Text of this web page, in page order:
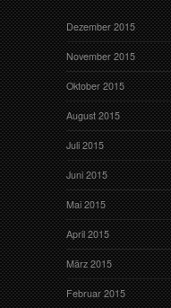
Dezember 2015
November 2015
Oktober 2015
August 2015
Juli 2015
Juni 2015
Mai 2015
April 2015
März 2015
Februar 2015